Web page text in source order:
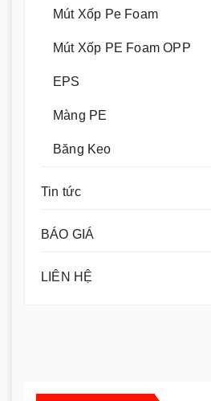
Mút Xốp Pe Foam
Mút Xốp PE Foam OPP
EPS
Màng PE
Băng Keo
Tin tức
BÁO GIÁ
LIÊN HỆ